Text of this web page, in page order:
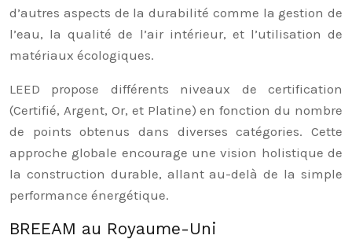
d’autres aspects de la durabilité comme la gestion de
l’eau, la qualité de l’air intérieur, et l’utilisation de
matériaux écologiques.
LEED propose différents niveaux de certification
(Certifié, Argent, Or, et Platine) en fonction du nombre
de points obtenus dans diverses catégories. Cette
approche globale encourage une vision holistique de
la construction durable, allant au-delà de la simple
performance énergétique.
BREEAM au Royaume-Uni